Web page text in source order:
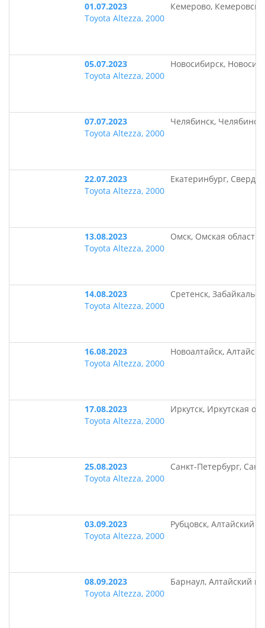
01.07.2023
Toyota Altezza, 2000
Кемерово,
05.07.2023
Toyota Altezza, 2000
Новосибирск,
07.07.2023
Toyota Altezza, 2000
Челябинск,
22.07.2023
Toyota Altezza, 2000
Екатеринбург,
13.08.2023
Toyota Altezza, 2000
Омск, Омская область
14.08.2023
Toyota Altezza, 2000
Сретенск,
16.08.2023
Toyota Altezza, 2000
Новоалтайск,
17.08.2023
Toyota Altezza, 2000
Иркутск, Иркутская
25.08.2023
Toyota Altezza, 2000
Санкт-Петербург,
03.09.2023
Toyota Altezza, 2000
Рубцовск, Алтайский
08.09.2023
Toyota Altezza, 2000
Барнаул, Алтайский